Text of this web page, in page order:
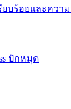
ยบร้อยและคว
ปักหมุด